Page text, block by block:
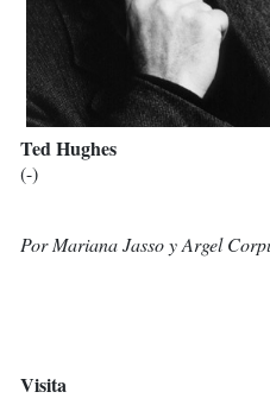
Ted Hughes
(-)
Por Mariana Jasso y Argel
Visita